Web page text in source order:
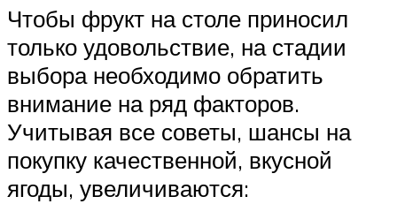
Чтобы фрукт на столе приносил
только удовольствие, на стадии
выбора необходимо обратить
внимание на ряд факторов.
Учитывая все советы, шансы на
покупку качественной, вкусной
ягоды, увеличиваются: